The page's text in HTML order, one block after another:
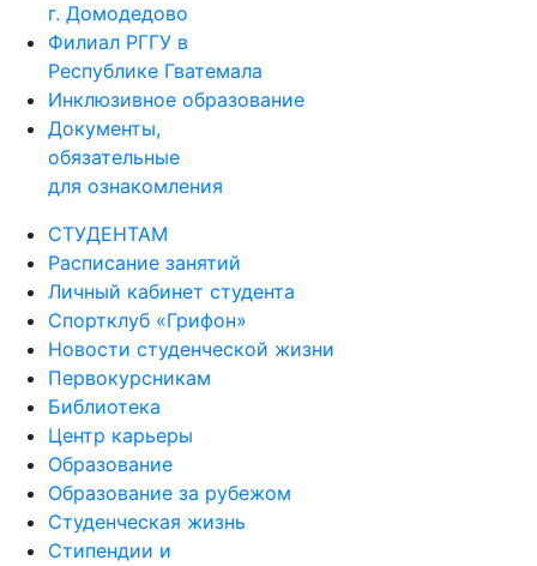
г. Домодедово
Филиал РГГУ в
Республике Гватемала
Инклюзивное образование
Документы,
обязательные
для ознакомления
СТУДЕНТАМ
Расписание занятий
Личный кабинет студента
Спортклуб «Грифон»
Новости студенческой жизни
Первокурсникам
Библиотека
Центр карьеры
Образование
Образование за рубежом
Студенческая жизнь
Стипендии и